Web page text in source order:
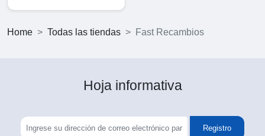
Home Todas las tiendas Fast Recambios
Hoja informativa
Registro